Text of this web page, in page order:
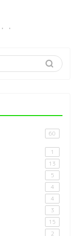
60
1
13
5
4
4
3
15
2